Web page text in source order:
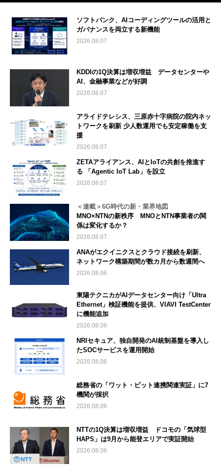
ソフトバンク、AIコーディングツールの活用と
ガバナンスを両立する新機能
2026.08.07
KDDIの1Q決算は増収増益 データセンターや
AI、金融事業などが好調
2026.08.07
アライドテレシス、三原赤十字病院の院内ネッ
トワークを刷新 少人数運用でも安定稼働を支
援
2026.08.07
ZETAアライアンス、AIとIoTの共創を推進す
る 「Agentic IoT Lab」を設立
2026.08.07
＜連載＞6G時代の新・業界地図
MNO×NTNの新秩序 MNOとNTN事業者の関
係は変化するか？
2026.08.07
ANAがエクイニクスとクラウド接続を刷新、
ネットワーク構築期間が数カ月から数週間へ
2026.08.06
東陽テクニカがAIデータセンター向け「Ultra
Ethernet」検証機能を提供、VIAVI TestCenter
に機能追加
2026.08.06
NRIセキュア、独自開発のAI統制基盤を導入し
たSOCサービスを運用開始
2026.08.06
総務省の「ワット・ビット連携関連実証」に7
機関が採択
2026.08.06
NTTの1Q決算は増収増益 ドコモの「気球型
HAPS」は9月から能登エリアで実証開始
2026.08.06